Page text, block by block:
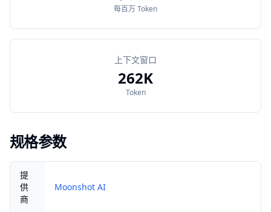
每百万 Token
上下文窗口
262K
Token
规格参数
提
供
商
Moonshot AI